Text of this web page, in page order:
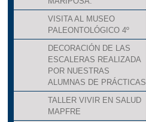
VISITA AL MUSEO
PALEONTOLÓGICO 4º
DECORACIÓN DE LAS
ESCALERAS REALIZADA
POR NUESTRAS
ALUMNAS DE PRÁCTICAS
TALLER VIVIR EN SALUD
MAPFRE